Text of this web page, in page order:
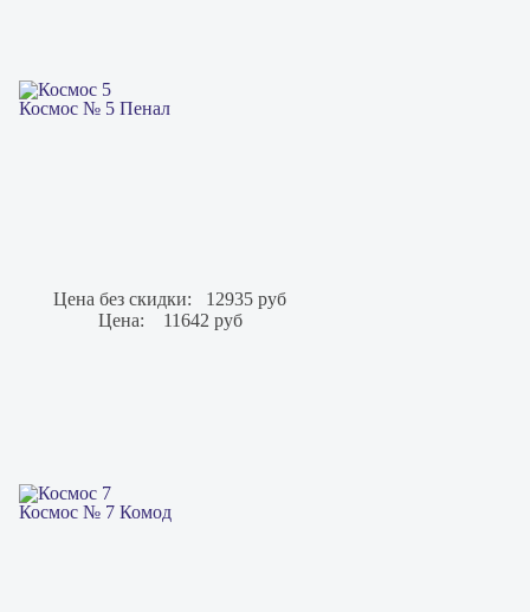
Космос № 5 Пенал
Цена без скидки:
12935 руб
Цена:
11642 руб
Космос № 7 Комод